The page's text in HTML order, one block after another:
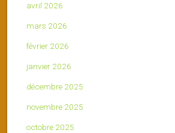
avril 2026
mars 2026
février 2026
janvier 2026
décembre 2025
novembre 2025
octobre 2025